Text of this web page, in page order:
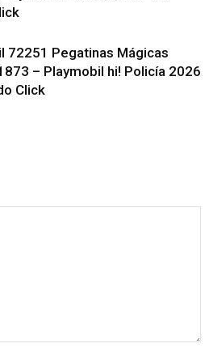
72251 Pegatinas Mágicas
– Playmobil hi! Policía 2026
Click